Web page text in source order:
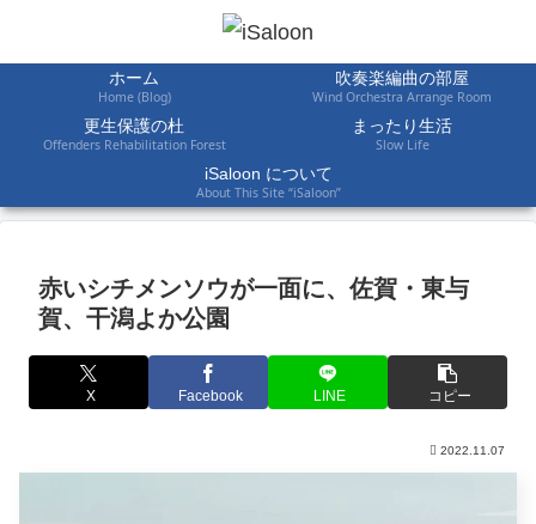
ホーム
Home (Blog)
吹奏楽編曲の部屋
Wind Orchestra Arrange Room
更生保護の杜
Offenders Rehabilitation Forest
まったり生活
Slow Life
iSaloon について
About This Site “iSaloon”
赤いシチメンソウが一面に、佐賀・東与
賀、干潟よか公園
X Facebook LINE コピー
2022.11.07